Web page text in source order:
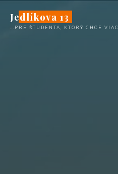
содержимому
Jedlíkova 13
...PRE ŠTUDENTA, KTORÝ CHCE VIAC